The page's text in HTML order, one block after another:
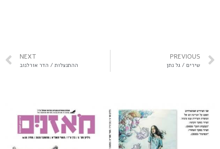
PREVIOUS
שירים / גל נתן
NEXT
ההתנצלות / הדר אורלנוב